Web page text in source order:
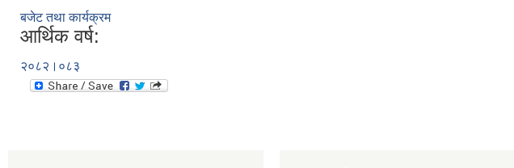
बजेट तथा कार्यक्रम
आर्थिक वर्ष:
२०८२।०८३